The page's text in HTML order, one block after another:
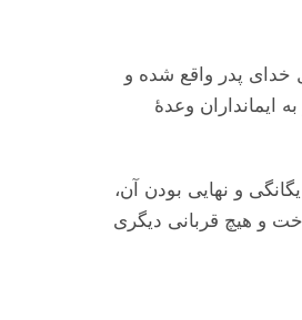
خدای پدر واقع شده و
ایمانداران وعدهٔ
و نهایی بودن آن،
و هیچ قربانی دیگری